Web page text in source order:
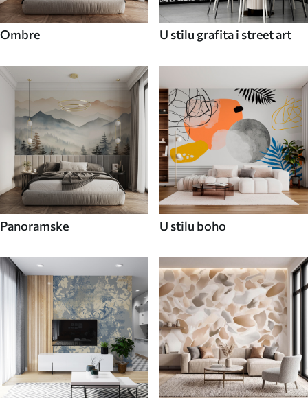
Ombre U stilu grafita i street art
Panoramske U stilu boho